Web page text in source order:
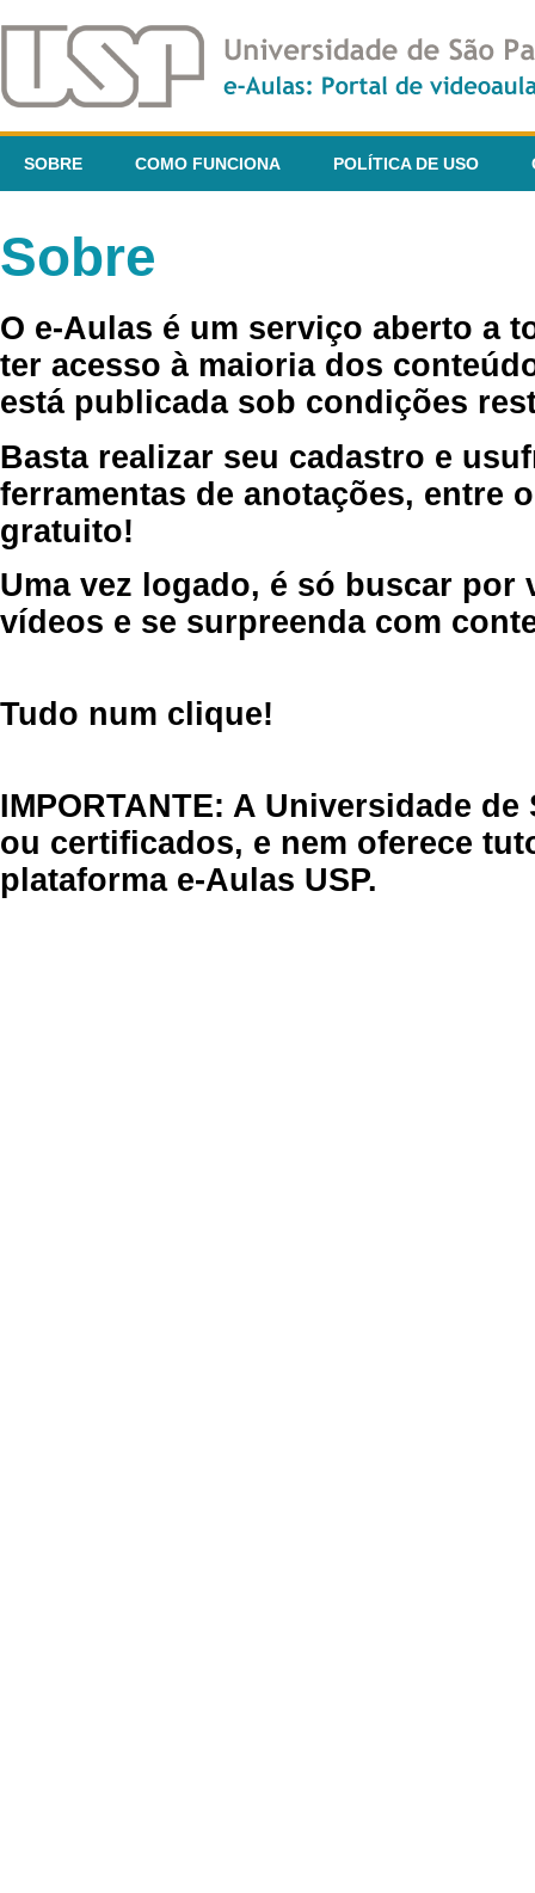
SOBRE COMO FUNCIONA POLÍTICA DE USO
Sobre
O e-Aulas é um serviço aberto a
ter acesso à maioria dos
está publicada sob condições
Basta realizar seu cadastro e
ferramentas de anotações, entre
gratuito!
Uma vez logado, é só buscar por
vídeos e se surpreenda com
Tudo num clique!
IMPORTANTE: A Universidade
ou certificados, e nem oferece
plataforma e-Aulas USP.